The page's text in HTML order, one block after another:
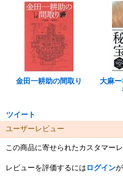
金田一耕助の間取り
大麻
ツイート
ユーザーレビュー
この商品に寄せられたカスタマー
レビューを評価するには ログイン